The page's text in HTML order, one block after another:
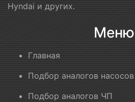
Hyndai и других.
Меню
Главная
Подбор аналогов насосов
Подбор аналогов ЧП